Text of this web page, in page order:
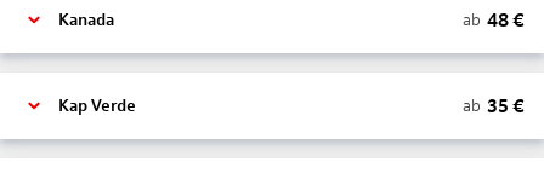
Kanada ab 48€
Kap Verde ab 35 €